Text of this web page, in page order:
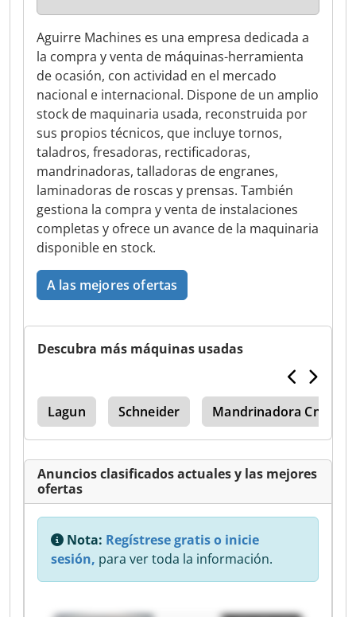
Aguirre Machines es una empresa dedicada a
la compra y venta de máquinas-herramienta
de ocasión, con actividad en el mercado
nacional e internacional. Dispone de un amplio
stock de maquinaria usada, reconstruida por
sus propios técnicos, que incluye tornos,
taladros, fresadoras, rectificadoras,
mandrinadoras, talladoras de engranes,
laminadoras de roscas y prensas. También
gestiona la compra y venta de instalaciones
completas y ofrece un avance de la maquinaria
disponible en stock.
A las mejores ofertas
Descubra más máquinas usadas
Lagun Schneider Mandrinadora Cnc
Anuncios clasificados actuales y las mejores
ofertas
Nota: Regístrese gratis o inicie
sesión, para ver toda la información.